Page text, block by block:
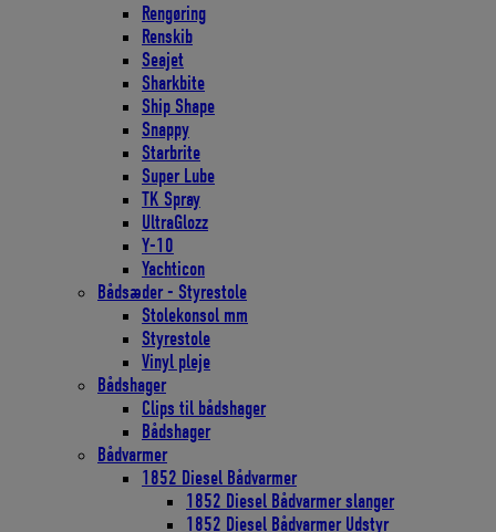
Rengøring
Renskib
Seajet
Sharkbite
Ship Shape
Snappy
Starbrite
Super Lube
TK Spray
UltraGlozz
Y-10
Yachticon
Bådsæder - Styrestole
Stolekonsol mm
Styrestole
Vinyl pleje
Bådshager
Clips til bådshager
Bådshager
Bådvarmer
1852 Diesel Bådvarmer
1852 Diesel Bådvarmer slanger
1852 Diesel Bådvarmer Udstyr